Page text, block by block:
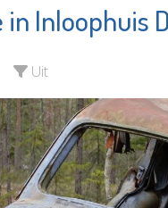
Inloophuis
Uit